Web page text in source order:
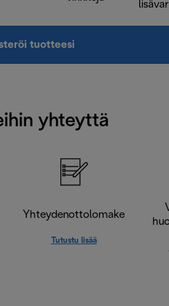
tuotteesi
yhteyttä
Yhteydenottolomake
Tutustu lisää